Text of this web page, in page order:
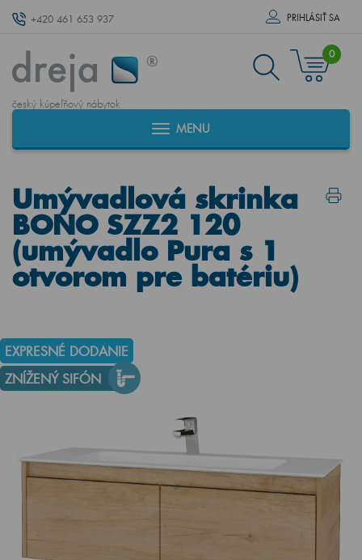
+420 461 653 937 PRIHLÁSIŤ SA
český kúpeľňový nábytok
0
MENU
Umývadlová skrinka
BONO SZZ2 120
(umývadlo Pura s 1
otvorom pre batériu)
EXPRESNÉ DODANIE
ZNÍŽENÝ SIFÓN